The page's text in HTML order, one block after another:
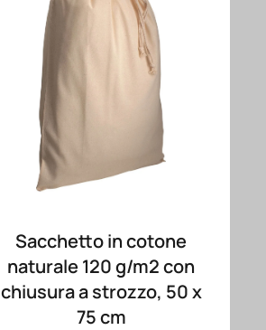
Sacchetto in cotone
naturale 120 g/m2 con
chiusura a strozzo, 50 x
75 cm